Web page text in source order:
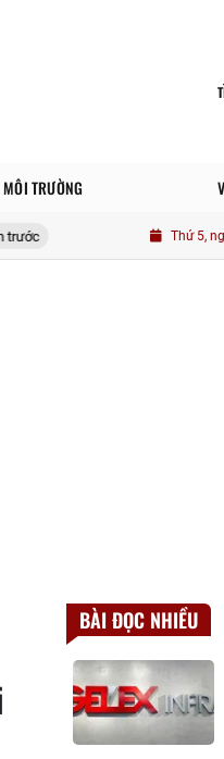
MÔI TRƯỜNG
5 lời khuyên tài chính ai cũng
Thứ 5,
BÀI ĐỌC NHIỀU